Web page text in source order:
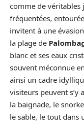
comme de véritables
fréquentées,
invitent à une
la plage de
blanc et ses eaux
souvent méconnue
ainsi un cadre
visiteurs peuvent s’y
la baignade, le
le sable, le tout dans